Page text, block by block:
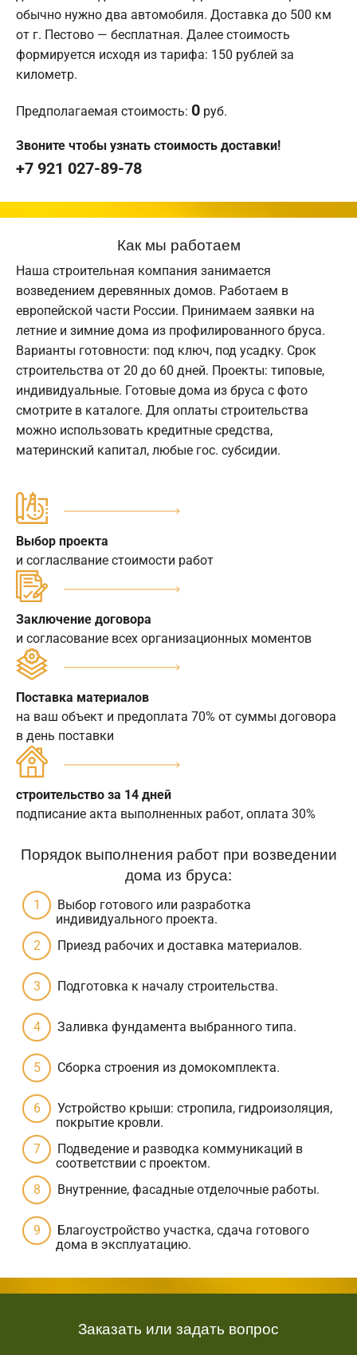
обычно нужно два автомобиля. Доставка до 500 км
от г. Пестово — бесплатная. Далее стоимость
формируется исходя из тарифа: 150 рублей за
километр.
Предполагаемая стоимость: 0 руб.
Звоните чтобы узнать стоимость доставки!
+7 921 027-89-78
Как мы работаем
Наша строительная компания занимается
возведением деревянных домов. Работаем в
европейской части России. Принимаем заявки на
летние и зимние дома из профилированного бруса.
Варианты готовности: под ключ, под усадку. Срок
строительства от 20 до 60 дней. Проекты: типовые,
индивидуальные. Готовые дома из бруса с фото
смотрите в каталоге. Для оплаты строительства
можно использовать кредитные средства,
материнский капитал, любые гос. субсидии.
Выбор проекта
и согласлвание стоимости работ
Заключение договора
и согласование всех организационных моментов
Поставка материалов
на ваш объект и предоплата 70% от суммы договора
в день поставки
строительство за 14 дней
подписание акта выполненных работ, оплата 30%
Порядок выполнения работ при возведении
дома из бруса:
Выбор готового или разработка
индивидуального проекта.
Приезд рабочих и доставка материалов.
Подготовка к началу строительства.
Заливка фундамента выбранного типа.
Сборка строения из домокомплекта.
Устройство крыши: стропила, гидроизоляция,
покрытие кровли.
Подведение и разводка коммуникаций в
соответствии с проектом.
Внутренние, фасадные отделочные работы.
Благоустройство участка, сдача готового
дома в эксплуатацию.
Заказать или задать вопрос